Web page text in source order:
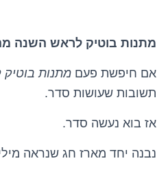
מתנות בוטיק לראש השנה
אם חיפשת פעם מתנות
תשובות שעושות סדר.
אז בוא נעשה סדר.
נבנה יחד מארז חג שנראה